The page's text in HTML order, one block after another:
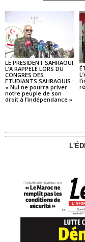
LE PRESIDENT SAHRAOUI
L’A RAPPELE LORS DU
CONGRES DES
ETUDIANTS SAHRAOUIS :
« Nul ne pourra priver
notre peuple de son
droit à l’indépendance »